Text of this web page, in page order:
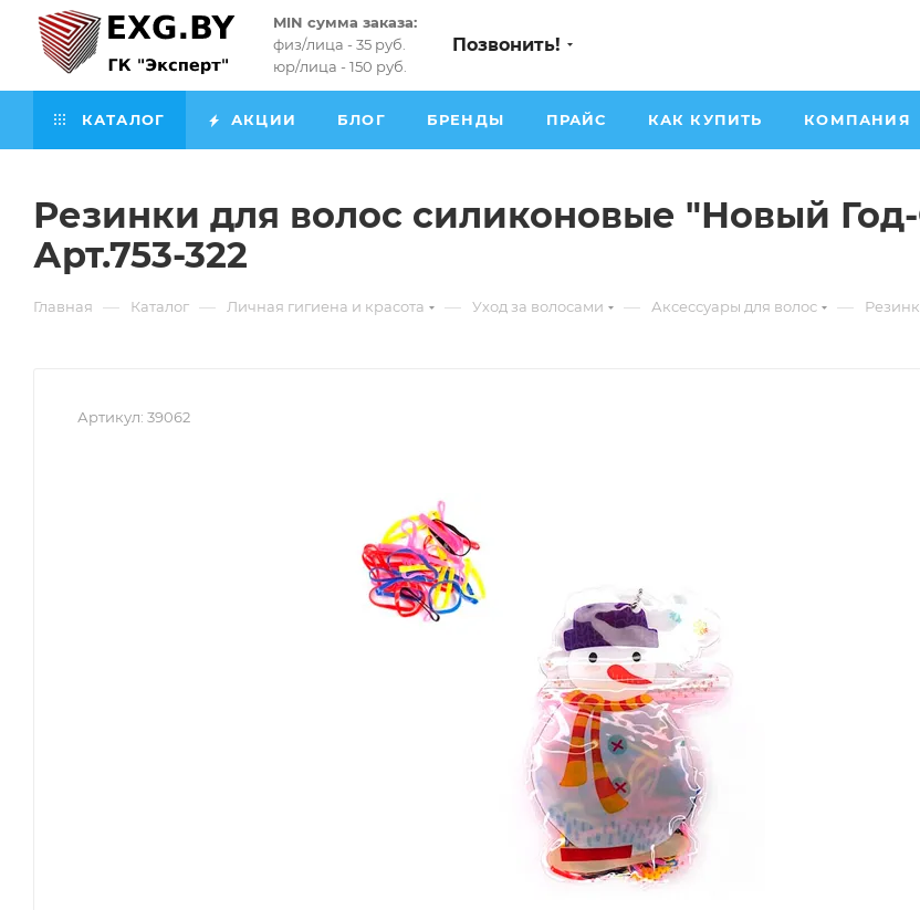
MIN сумма заказа:
физ/лица - 35 руб.
юр/лица - 150 руб.
Позвонить!
КАТАЛОГ АКЦИИ БЛОГ БРЕНДЫ ПРАЙС КАК КУПИТЬ КОМПАНИЯ
Резинки для волос силиконовые "Новый
Арт.753-322
Главная — Каталог — Личная гигиена и красота — Уход за волосами — Аксессуары для волос —
Артикул: 39062